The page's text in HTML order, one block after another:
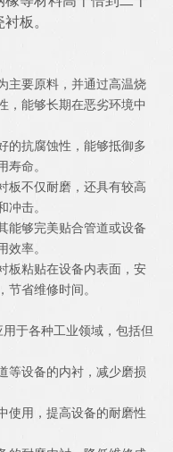
板。
主要原料，并通过高温烧
，能够长期在恶劣环境中
的抗腐蚀性，能够抵御多
寿命。
板不仅耐磨，还具有较高
冲击。
能够完美贴合管道或设备
效率。
板粘贴在设备内表面，安
节省维修时间。
于各种工业领域，包括但
等设备的内衬，减少磨损
使用，提高设备的耐磨性